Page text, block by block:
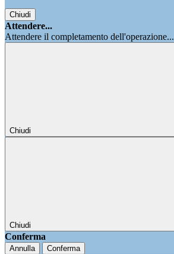
Chiudi
Attendere...
Attendere il completamento dell'operazione...
Chiudi
Chiudi
Conferma
Annulla Conferma